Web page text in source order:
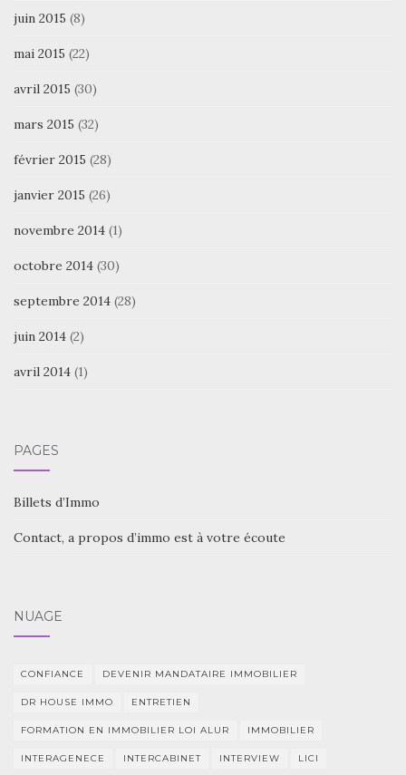
juin 2015 (8)
mai 2015 (22)
avril 2015 (30)
mars 2015 (32)
février 2015 (28)
janvier 2015 (26)
novembre 2014 (1)
octobre 2014 (30)
septembre 2014 (28)
juin 2014 (2)
avril 2014 (1)
PAGES
Billets d’Immo
Contact, a propos d’immo est à votre écoute
NUAGE
CONFIANCE DEVENIR MANDATAIRE IMMOBILIER
DR HOUSE IMMO ENTRETIEN
FORMATION EN IMMOBILIER LOI ALUR IMMOBILIER
INTERAGENECE INTERCABINET INTERVIEW LICI